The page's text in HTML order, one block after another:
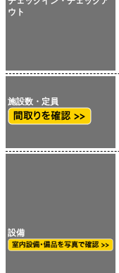
ウト
施設数・定員
設備